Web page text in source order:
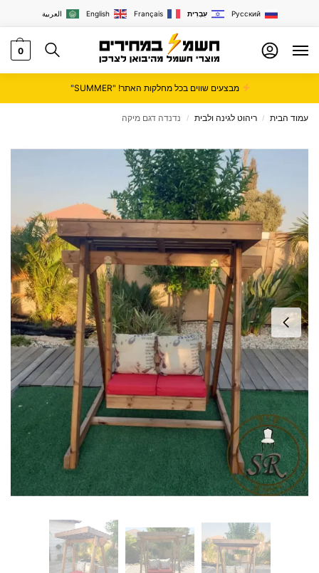
العربية English Français עִבְרִית Русский
0
מבצעים שווים בכל מחלקות האתר! "SUMMER"
עמוד הבית / ריהוט לגינה ולבית / נדנדה דגם מיקה